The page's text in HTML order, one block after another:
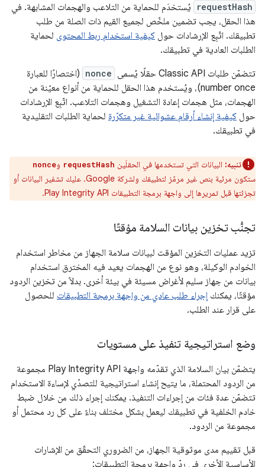
requestHash
يُستخدَم للحماية من التلاعب والهجمات المشابهة. في
هذا الحقل، يجب تضمين ملخّص لجميع القيم ذات الصلة من طلب
تطبيقك. اتّبِع الإرشادات حول كيفية استخدام ربط المحتوى لحماية
الطلبات العادية في تطبيقك.
تتضمّن طلبات Classic API حقلًا يُسمى
nonce (اختصارًا للعبارة
number once)، ويُستخدم هذا الحقل للحماية من أنواع معيّنة من
الهجمات، مثل هجمات إعادة التشغيل وهجمات التلاعب. اتّبِع الإرشادات
حول كيفية إنشاء أرقام عشوائية غير متكرّرة لحماية الطلبات التقليدية
في تطبيقك.
تنبيه: البيانات التي تستخدمها في الحقلَين requestHash وnonce
ستكون مرئية بنص غير مرمّز لتطبيقك ولشركة Google. عليك تشفير البيانات أو
تجزئتها قبل تمريرها إلى واجهة برمجة التطبيقات Play Integrity API.
تجنُّب تخزين بيانات السلامة مؤقتًا
تزيد عمليات التخزين المؤقت لبيانات سلامة الجهاز من مخاطر استخدام
الخوادم الوكيلة، وهو نوع من الهجمات يعيد فيه المخترق استخدام
بيانات من جهاز سليم لأغراض مسيئة في بيئة أخرى. بدلاً من تخزين الردود
مؤقتًا، يمكنك إجراء طلب عادي من واجهة برمجة التطبيقات للحصول
على قرار عند الطلب.
وضع استراتيجية تنفيذ على مستويات
يتضمّن بيان السلامة الذي تقدّمه واجهة Play Integrity API مجموعة
من الردود المحتملة، ما يتيح إنشاء استراتيجية للتصدّي لإساءة الاستخدام
تتضمّن عدة فئات من إجراءات التنفيذ. يمكنك إجراء ذلك من خلال ضبط
خادم الخلفية في تطبيقك ليعمل بشكل مختلف بناءً على كل رد محتمل أو
مجموعة من الردود.
قبل تقييم مدى موثوقية الجهاز، من الضروري التحقّق من الإشارات
الأساسية الأخرى في ردّ واجهة برمجة التطبيقات: